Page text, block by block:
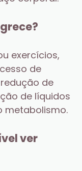
exercícios,
de
de
de líquidos
metabolismo.
ver